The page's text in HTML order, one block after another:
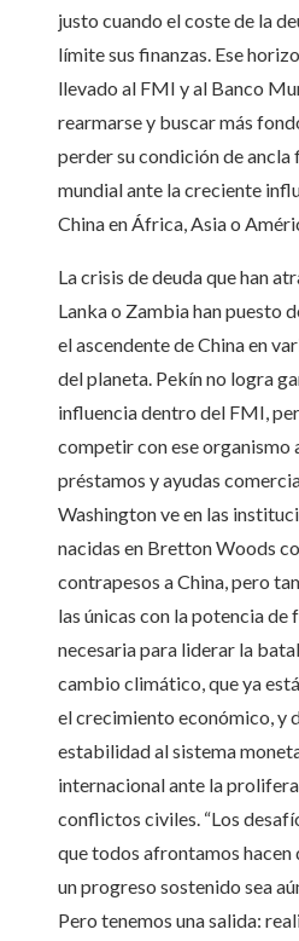
justo cuando el coste de la
límite sus finanzas. Ese
llevado al FMI y al Banco
rearmarse y buscar más
perder su condición de ancla
mundial ante la creciente
China en África, Asia o
La crisis de deuda que han
Lanka o Zambia han puesto
el ascendente de China en
del planeta. Pekín no logra
influencia dentro del FMI,
competir con ese organismo
préstamos y ayudas
Washington ve en las
nacidas en Bretton Woods
contrapesos a China, pero
las únicas con la potencia de
necesaria para liderar la
cambio climático, que ya
el crecimiento económico, y
estabilidad al sistema
internacional ante la
conflictos civiles. “Los
que todos afrontamos hacen
un progreso sostenido sea
Pero tenemos una salida: